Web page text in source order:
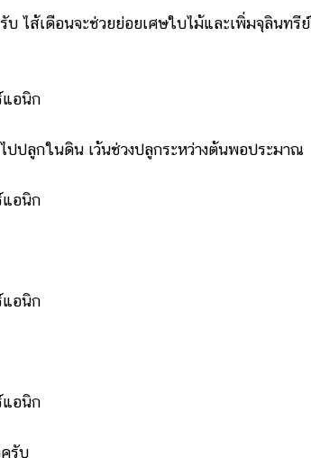
ส้เดือนจะช่วยย่อยเศษใบไม้และเพิ่มจุลินทรี
ลูกในดิน เว้นช่วงปลูกระหว่างต้นพอประมาณ
รับ